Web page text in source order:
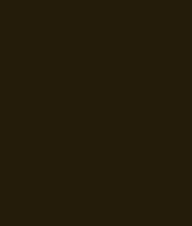
водоемы для ловли с
определить
успешной рыбалки.
включает в себя